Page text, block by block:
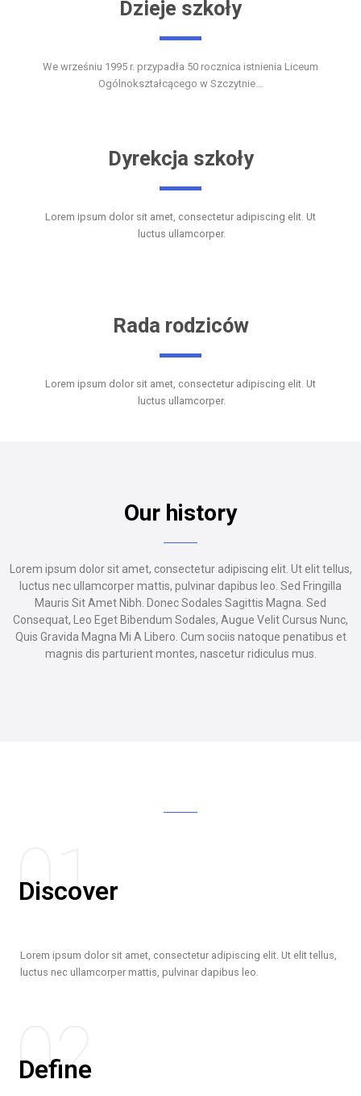
Dzieje szkoły
We wrześniu 1995 r. przypadła 50 rocznica istnienia Liceum
Ogólnokształcącego w Szczytnie…
Dyrekcja szkoły
Lorem ipsum dolor sit amet, consectetur adipiscing elit. Ut
luctus ullamcorper.
Rada rodziców
Lorem ipsum dolor sit amet, consectetur adipiscing elit. Ut
luctus ullamcorper.
Our history
Lorem ipsum dolor sit amet, consectetur adipiscing elit. Ut elit tellus,
luctus nec ullamcorper mattis, pulvinar dapibus leo. Sed Fringilla
Mauris Sit Amet Nibh. Donec Sodales Sagittis Magna. Sed
Consequat, Leo Eget Bibendum Sodales, Augue Velit Cursus Nunc,
Quis Gravida Magna Mi A Libero. Cum sociis natoque penatibus et
magnis dis parturient montes, nascetur ridiculus mus.
01
Discover
Lorem ipsum dolor sit amet, consectetur adipiscing elit. Ut elit tellus,
luctus nec ullamcorper mattis, pulvinar dapibus leo.
02
Define